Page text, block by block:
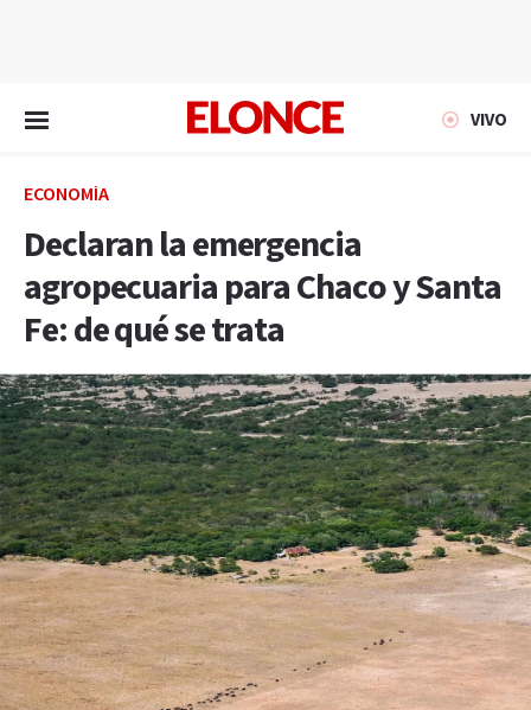
VIVO
ECONOMÍA
Declaran la emergencia
agropecuaria para Chaco y Santa
Fe: de qué se trata